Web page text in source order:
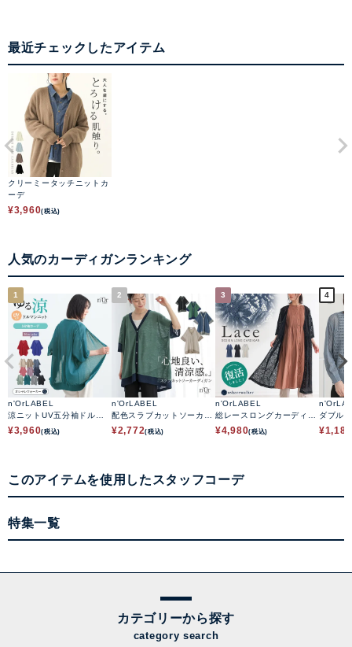
最近チェックしたアイテム
クリーミータッチニットカ
ーデ
¥3,960(税込)
人気のカーディガンランキング
1
n'OrLABEL
涼ニットUV五分袖ドルマ
ンカーディガン
¥3,960(税込)
2
n'OrLABEL
配色スラブカットソーカー
ディガン
¥2,772(税込)
3
n'OrLABEL
総レースロングカーディガ
ン
¥4,980(税込)
4
ダブル
ットカ
¥1,188
このアイテムを使用したスタッフコーデ
特集一覧
カテゴリーから探す
category search